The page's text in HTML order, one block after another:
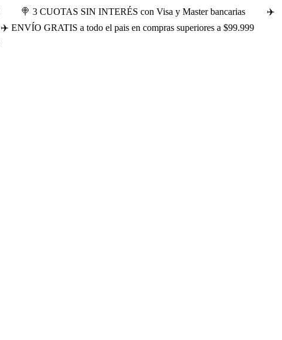
🍭 3 CUOTAS SIN INTERÉS con Visa y Master bancarias
✈️
✈️ ENVÍO GRATIS a todo el pais en compras superiores a $99.999